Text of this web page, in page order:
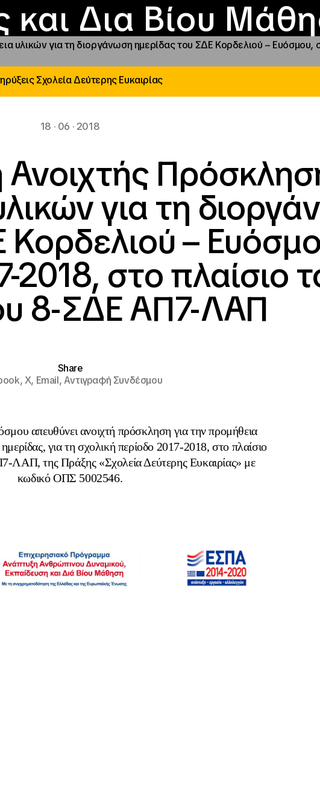
και Δια Βίου
ΙΝΕΔΙΒΙΜ
και δράσεις
Εστίες
αιγίδας
Νέα
υλικών για τη διοργάνωση ημερίδας του ΣΔΕ Κορδελιού – Ευόσμου,
Σχολεία Δεύτερης Ευκαιρίας
18 · 06 · 2018
για τη
–
2018, στο πλαίσιο
8-ΣΔΕ ΑΠ7-ΛΑΠ
Share
X, Email,Αντιγραφή Συνδέσμου
απευθύνει ανοιχτή πρόσκληση για την προμήθεια
για τη σχολική περίοδο 2017-2018, στο πλαίσιο
της Πράξης «Σχολεία Δεύτερης Ευκαιρίας» με
κωδικό ΟΠΣ 5002546.